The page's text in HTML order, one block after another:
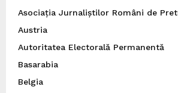
Asociația Jurnaliștilor Români de
Austria
Autoritatea Electorală Permanentă
Basarabia
Belgia